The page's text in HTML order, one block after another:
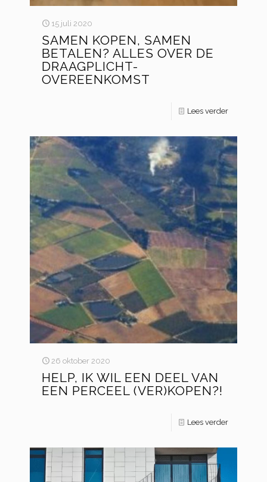
15 juli 2020
SAMEN KOPEN, SAMEN
BETALEN? ALLES OVER DE
DRAAGPLICHT-
OVEREENKOMST
Lees verder
26 oktober 2020
HELP, IK WIL EEN DEEL VAN
EEN PERCEEL (VER)KOPEN?!
Lees verder